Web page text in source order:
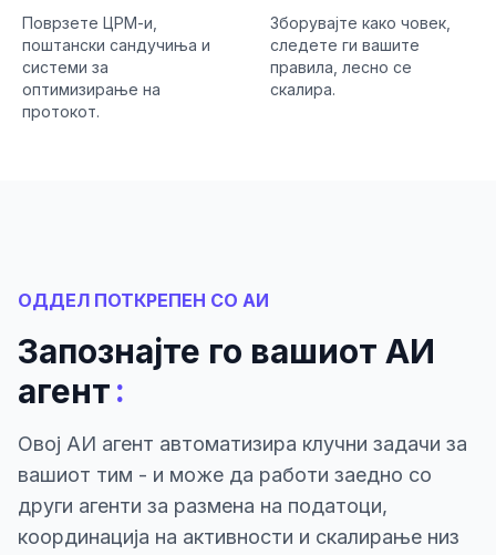
Поврзете ЦРМ-и,
поштански сандучиња и
системи за
оптимизирање на
протокот.
Зборувајте како човек,
следете ги вашите
правила, лесно се
скалира.
ОДДЕЛ ПОТКРЕПЕН СО АИ
Запознајте го вашиот АИ
агент:
Овој АИ агент автоматизира клучни задачи за
вашиот тим - и може да работи заедно со
други агенти за размена на податоци,
координација на активности и скалирање низ